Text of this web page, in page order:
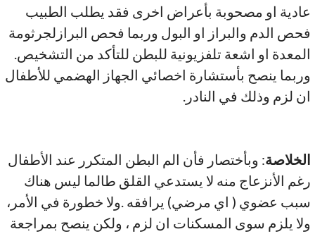
عادية او مصحوبة بأعراض اخرى فقد يطلب الطبيب
فحص الدم والبراز او البول وربما فحص البرازلجرثومة
المعدة او اشعة تلفزيونية للبطن للتأكد من التشخيص.
وربما ينصح بأستشارة اخصائي الجهاز الهضمي للأطفال
ان لزم وذلك في النادر.
الخلاصة: وبأختصار فأن الم البطن المتكرر عند الأطفال
رغم الأنزعاج منه لا يستدعي القلق طالما ليس هناك
سبب عضوي ( اي مرضي) يرافقه .ولا خطورة في الأمر،
ولا يلزم سوى المسكنات ان لزم ، ولكن ينصح بمراجعة